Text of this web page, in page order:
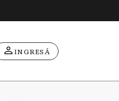
INGRESÁ